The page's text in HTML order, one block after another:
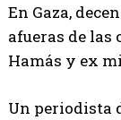
En Gaza,
afueras de
Hamás y ex
Un periodista